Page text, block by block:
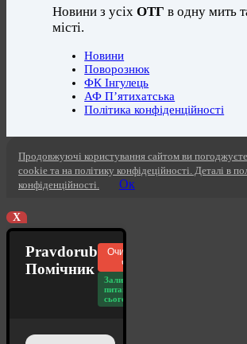
Новини з усіхОТГ в одну мить
місті.
Новини
Поворознюк
ФК Інгулець
АФ П’ятихатська
Політика конфіденційності
Продовжуючі користування сайтом ви
cookie та на політику конфідеційності. Деталі в
конфіденційності.
Ок
X
Pravdorub
Помічник
Очистити
чат
Залишилось
питань
сьогодні: 20